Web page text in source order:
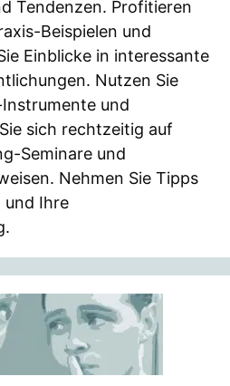
Tendenzen. Profitieren
Beispielen und
Einblicke in interessante
Nutzen Sie
und
sich rechtzeitig auf
Seminare und
Nehmen Sie Tipps
und Ihre